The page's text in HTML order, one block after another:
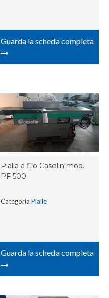
Guarda la scheda completa
Pialla a filo Casolin mod.
PF 500
Categoria Pialle
Guarda la scheda completa